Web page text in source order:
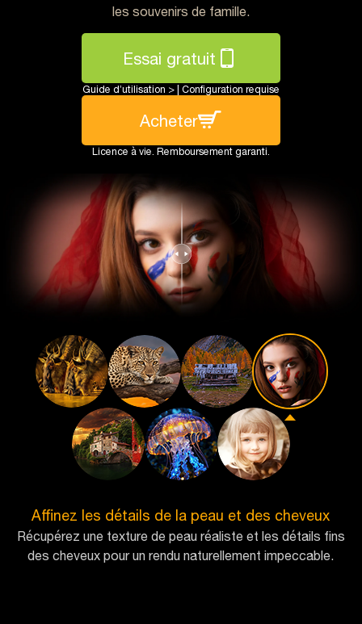
les souvenirs de famille.
Essai gratuit
Guide d’utilisation >| Configuration requise
Acheter
Licence à vie. Remboursement garanti.
Affinez les détails de la peau et des cheveux
Récupérez une texture de peau réaliste et les détails fins
des cheveux pour un rendu naturellement impeccable.